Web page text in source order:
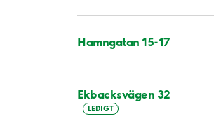
Hamngatan 15-17
Ekbacksvägen 32
LEDIGT